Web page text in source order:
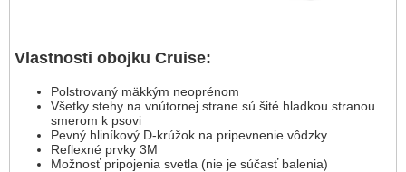
Vlastnosti obojku Cruise:
Polstrovaný mäkkým neoprénom
Všetky stehy na vnútornej strane sú šité hladkou stranou
smerom k psovi
Pevný hliníkový D-krúžok na pripevnenie vôdzky
Reflexné prvky 3M
Možnosť pripojenia svetla (nie je súčasť balenia)